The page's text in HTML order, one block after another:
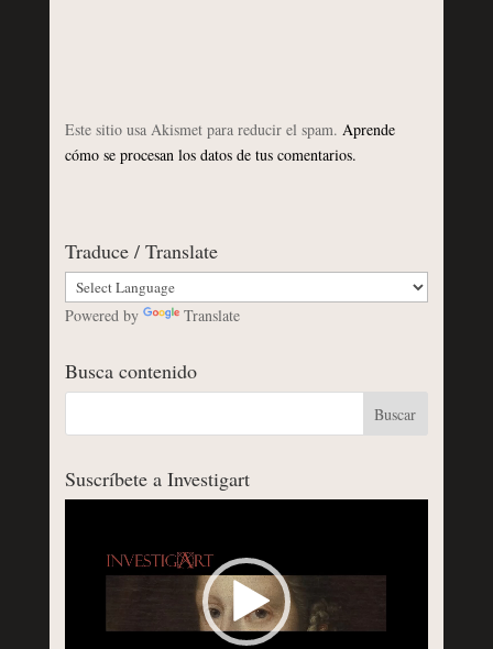
Este sitio usa Akismet para reducir el spam. Aprende
cómo se procesan los datos de tus comentarios.
Traduce / Translate
Powered by Translate
Busca contenido
Suscríbete a Investigart